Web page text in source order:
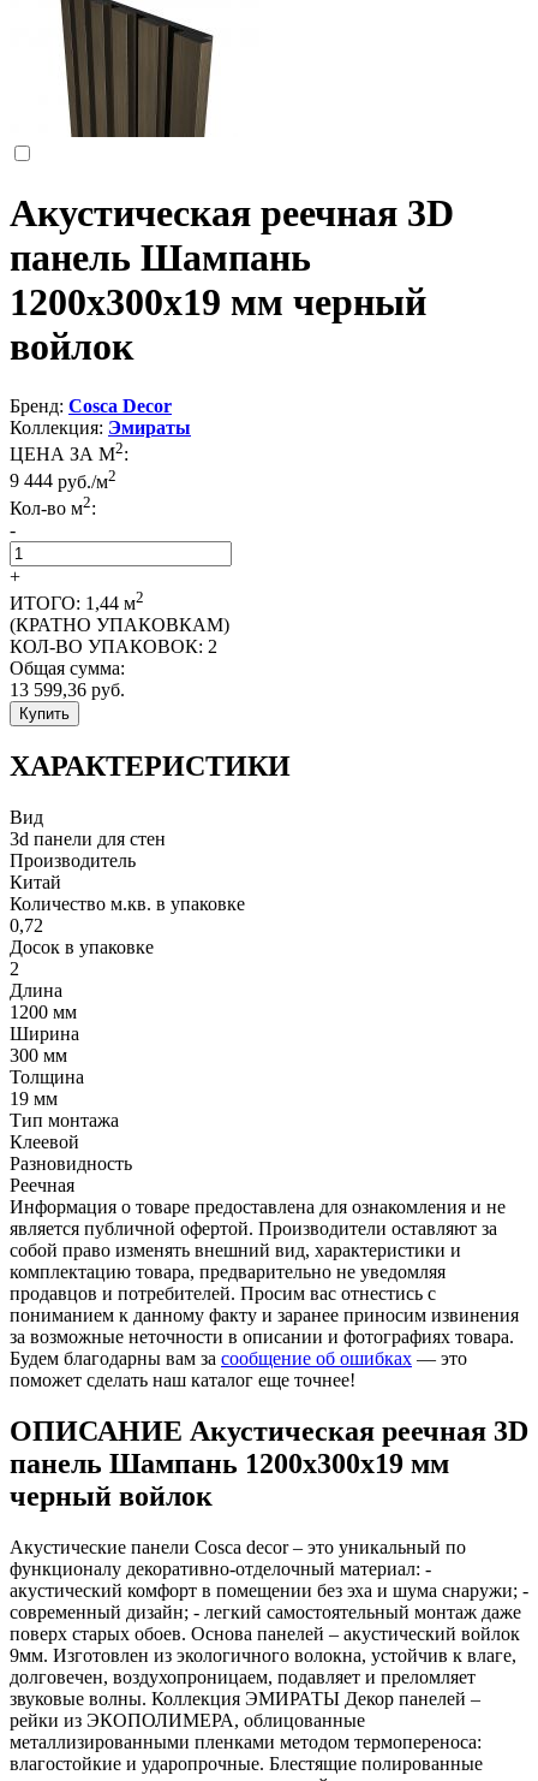
Акустическая реечная 3D
панель Шампань
1200x300x19 мм черный
войлок
Бренд: Cosca Decor
Коллекция: Эмираты
ЦЕНА ЗА М2:
9 444 руб./м2
Кол-во м2:
-
+
ИТОГО: 1,44 м2
(КРАТНО УПАКОВКАМ)
КОЛ-ВО УПАКОВОК: 2
Общая сумма:
13 599,36 руб.
Купить
ХАРАКТЕРИСТИКИ
Вид
3d панели для стен
Производитель
Китай
Количество м.кв. в упаковке
0,72
Досок в упаковке
2
Длина
1200 мм
Ширина
300 мм
Толщина
19 мм
Тип монтажа
Клеевой
Разновидность
Реечная
Информация о товаре предоставлена для ознакомления и не
является публичной офертой. Производители оставляют за
собой право изменять внешний вид, характеристики и
комплектацию товара, предварительно не уведомляя
продавцов и потребителей. Просим вас отнестись с
пониманием к данному факту и заранее приносим извинения
за возможные неточности в описании и фотографиях товара.
Будем благодарны вам за сообщение об ошибках — это
поможет сделать наш каталог еще точнее!
ОПИСАНИЕ Акустическая реечная 3D
панель Шампань 1200x300x19 мм
черный войлок
Акустические панели Cosca decor – это уникальный по
функционалу декоративно-отделочный материал: -
акустический комфорт в помещении без эха и шума снаружи; -
современный дизайн; - легкий самостоятельный монтаж даже
поверх старых обоев. Основа панелей – акустический войлок
9мм. Изготовлен из экологичного волокна, устойчив к влаге,
долговечен, воздухопроницаем, подавляет и преломляет
звуковые волны. Коллекция ЭМИРАТЫ Декор панелей –
рейки из ЭКОПОЛИМЕРА, облицованные
металлизированными пленками методом термопереноса:
влагостойкие и ударопрочные. Блестящие полированные